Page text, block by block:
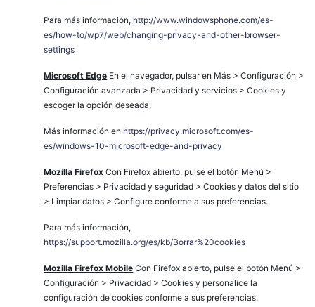
Para más información, http://www.windowsphone.com/es-
es/how-to/wp7/web/changing-privacy-and-other-browser-
settings
Microsoft Edge En el navegador, pulsar en Más > Configuración >
Configuración avanzada > Privacidad y servicios > Cookies y
escoger la opción deseada.
Más información en https://privacy.microsoft.com/es-
es/windows-10-microsoft-edge-and-privacy
Mozilla Firefox Con Firefox abierto, pulse el botón Menú >
Preferencias > Privacidad y seguridad > Cookies y datos del sitio
> Limpiar datos > Configure conforme a sus preferencias.
Para más información,
https://support.mozilla.org/es/kb/Borrar%20cookies
Mozilla Firefox Mobile Con Firefox abierto, pulse el botón Menú >
Configuración > Privacidad > Cookies y personalice la
configuración de cookies conforme a sus preferencias.